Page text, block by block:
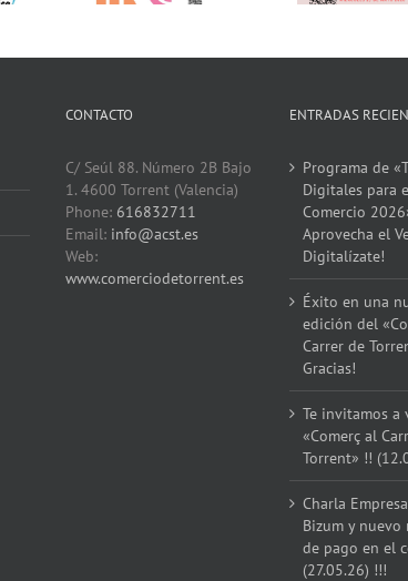
CONTACTO
C/ Seúl 88. Número 2B Bajo
1. 4600 Torrent (Valencia)
Phone: 616832711
Email: info@acst.es
Web:
www.comerciodetorrent.es
ENTRADAS
Programa de
Digitales para
Comercio
Aprovecha el
Digitalízate!
Éxito en una
edición del
Carrer de
Gracias!
Te invitamos a
«Comerç al
Torrent» !!
Charla
Bizum y nuevo
de pago en el
(27.05.26) !!!